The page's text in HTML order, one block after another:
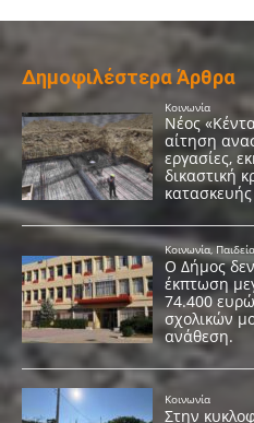
Δημοφιλέστερα Άρθρα